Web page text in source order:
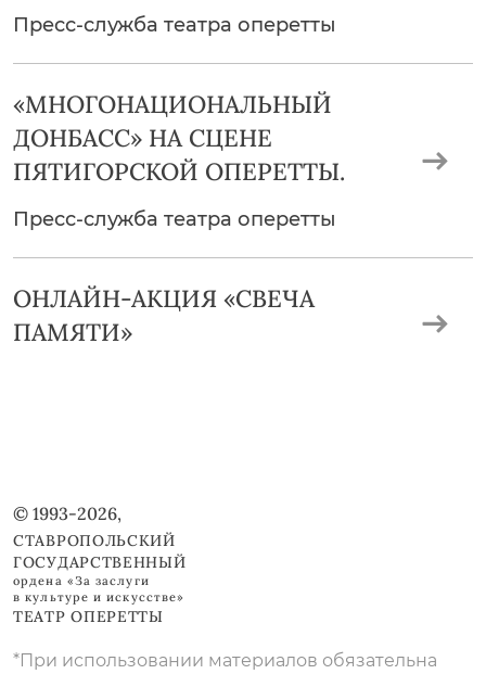
Пресс-служба театра оперетты
«МНОГОНАЦИОНАЛЬНЫЙ
ДОНБАСС» НА СЦЕНЕ
ПЯТИГОРСКОЙ ОПЕРЕТТЫ.
Пресс-служба театра оперетты
ОНЛАЙН-АКЦИЯ «СВЕЧА
ПАМЯТИ»
© 1993-2026,
СТАВРОПОЛЬСКИЙ
ГОСУДАРСТВЕННЫЙ
ордена «За заслуги
в культуре и искусстве»
ТЕАТР ОПЕРЕТТЫ
*При использовании материалов обязательна